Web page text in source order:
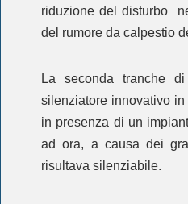
riduzione del disturbo
del rumore da calpestio
La seconda tranche
silenziatore innovativo
in presenza di un
ad ora, a causa dei
risultava silenziabile.